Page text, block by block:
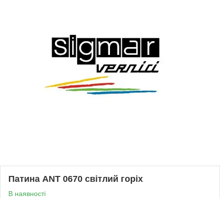
Патина ANT 0670 світлий горіх
В наявності